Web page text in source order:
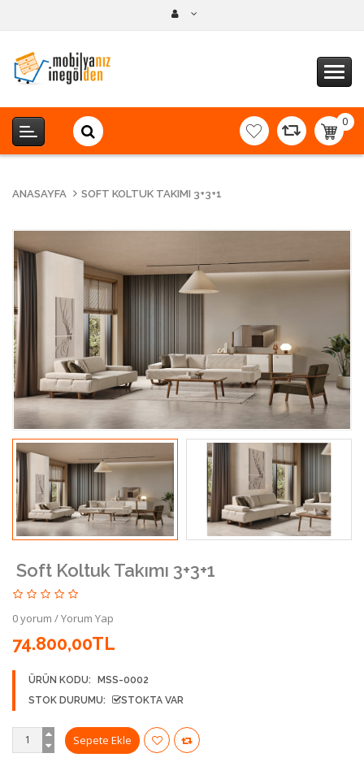
0
-
ANASAYFA SOFT KOLTUK TAKIMI 3+3+1
Soft Koltuk Takımı 3+3+1
0 yorum /Yorum Yap
74.800,00TL
ÜRÜN KODU:
MSS-0002
STOK DURUMU:
STOKTA VAR